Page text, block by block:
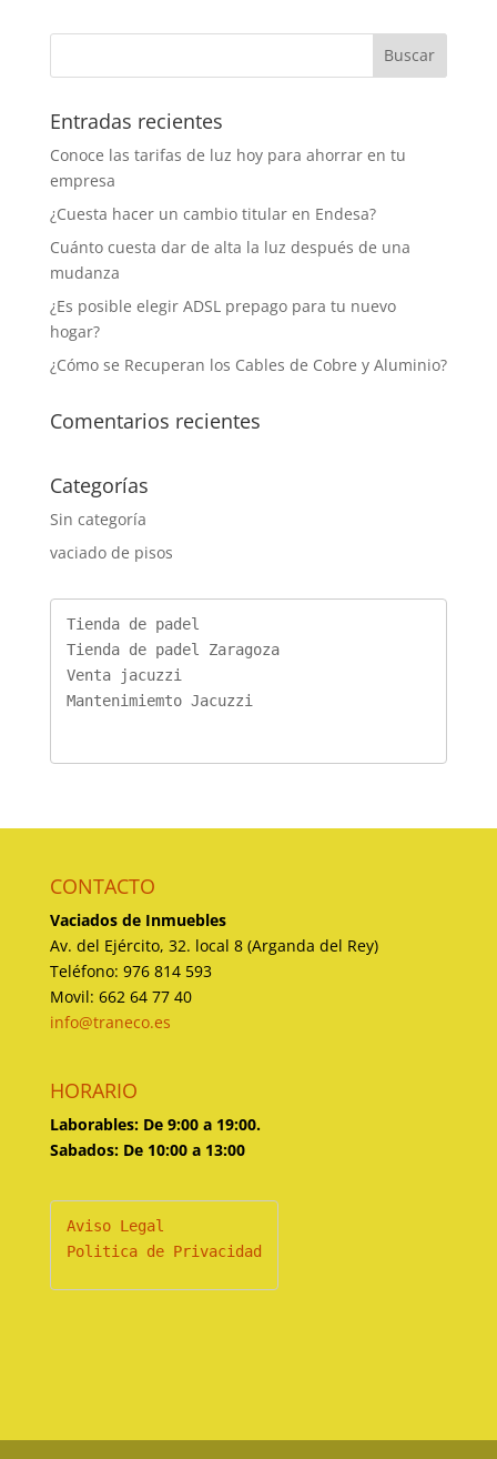
Entradas recientes
Conoce las tarifas de luz hoy para ahorrar en tu
empresa
¿Cuesta hacer un cambio titular en Endesa?
Cuánto cuesta dar de alta la luz después de una
mudanza
¿Es posible elegir ADSL prepago para tu nuevo
hogar?
¿Cómo se Recuperan los Cables de Cobre y Aluminio?
Comentarios recientes
Categorías
Sin categoría
vaciado de pisos
Tienda de padel
Tienda de padel Zaragoza
Venta jacuzzi
Mantenimiemto Jacuzzi
CONTACTO
Vaciados de Inmuebles
Av. del Ejército, 32. local 8 (Arganda del Rey)
Teléfono: 976 814 593
Movil: 662 64 77 40
info@traneco.es
HORARIO
Laborables: De 9:00 a 19:00.
Sabados: De 10:00 a 13:00
Politica de Privacidad